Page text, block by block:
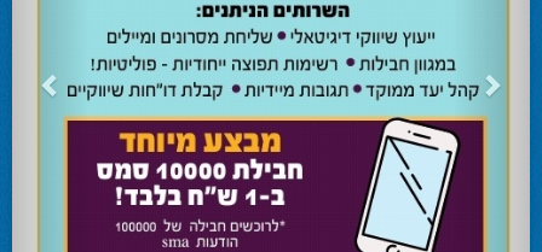
השרה מירי רגב קוראת לבוא ולהצביע ולהשפיע 24.02.24
השרה מירי רגב קוראת לבוא ולהצביע ולהשפיע בבחירות המוניציפליות שיתקיימו ביום
אוהד שגב הפסיד בעכו
עמיחי בן שלוש מקורבו של השר ניר ברקת ניצח את הבחירות בעכו ויכהן כראש העיר.
מחל זכתה במנדט אחד בבאר שבע
עו''ד אמנון כהן שעומד בראש רשימת מחל למועצת העיר זכה במנדט אחד ואילו שמעון
בוקר שהתמודד אף הוא למועצה לא הצליח להיבחר.